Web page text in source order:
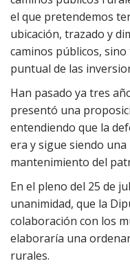
el que pretendemos
ubicación, trazado y
caminos públicos,
puntual de las
Han pasado ya tres
presentó una
entendiendo que la
era y sigue siendo una
mantenimiento del
En el pleno del 25 de
unanimidad, que la
colaboración con los
elaboraría una
rurales.